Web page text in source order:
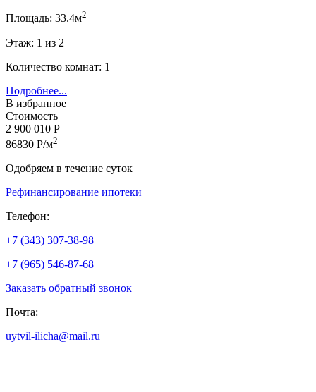
Площадь: 33.4м2
Этаж: 1 из 2
Количество комнат: 1
Подробнее...
В избранное
Стоимость
2 900 010 Р
86830 Р/м2
Одобряем в течение суток
Рефинансирование ипотеки
Телефон:
+7 (343) 307-38-98
+7 (965) 546-87-68
Заказать обратный звонок
Почта:
uytvil-ilicha@mail.ru